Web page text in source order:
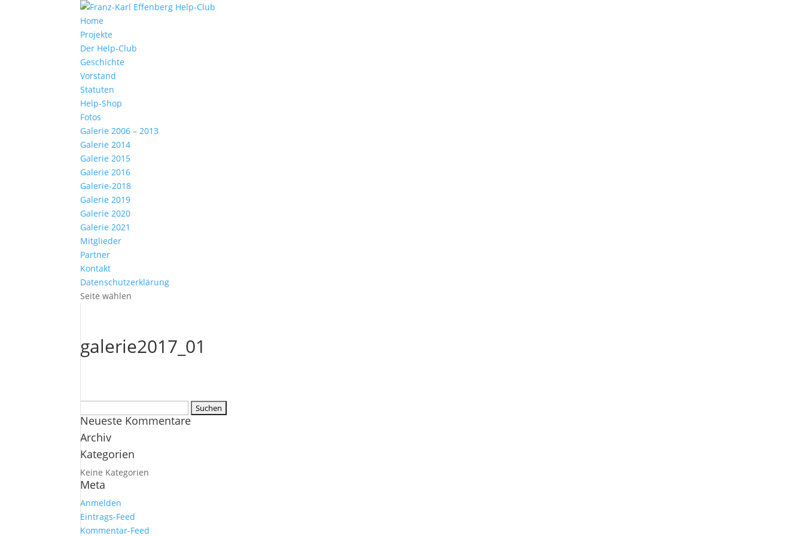
Home
Projekte
Der Help-Club
Geschichte
Vorstand
Statuten
Help-Shop
Fotos
Galerie 2006 – 2013
Galerie 2014
Galerie 2015
Galerie 2016
Galerie-2018
Galerie 2019
Galerie 2020
Galerie 2021
Mitglieder
Partner
Kontakt
Datenschutzerklärung
Seite wählen
galerie2017_01
nach:
Neueste Kommentare
Archiv
Kategorien
Keine Kategorien
Meta
Anmelden
Eintrags-Feed
Kommentar-Feed